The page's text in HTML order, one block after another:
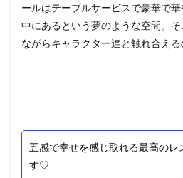
ールはテーブルサービスで豪華で
中にあるという夢のような空間。
ながらキャラクター達と触れ合える
五感で幸せを感じ取れる最高のレ
す♡